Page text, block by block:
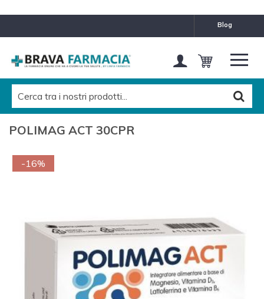
blog
POLIMAG ACT 30CPR
-16%